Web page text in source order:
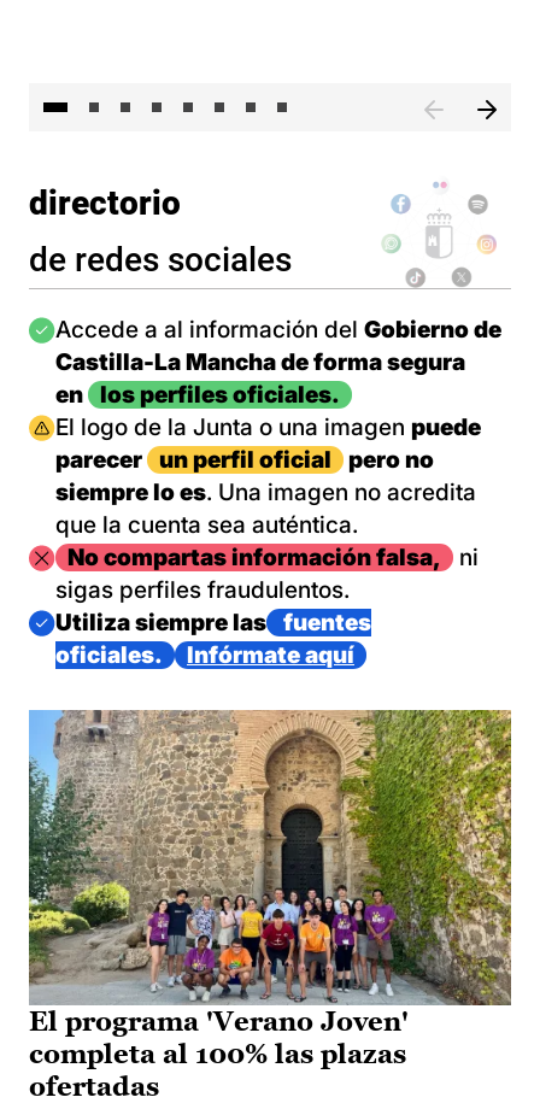
directorio
de redes sociales
Imagen
Accede a al información del Gobierno de
Castilla-La Mancha de forma segura
en
los perfiles oficiales.
Imagen
El logo de la Junta o una imagen puede
parecer
un perfil oficial
pero no
siempre lo es. Una imagen no acredita
que la cuenta sea auténtica.
ImagenNo compartas información falsa,
ni
sigas perfiles fraudulentos.
Imagen
Utiliza siempre las
fuentes
oficiales.
Infórmate aquí
El programa 'Verano Joven'
completa al 100% las plazas
ofertadas